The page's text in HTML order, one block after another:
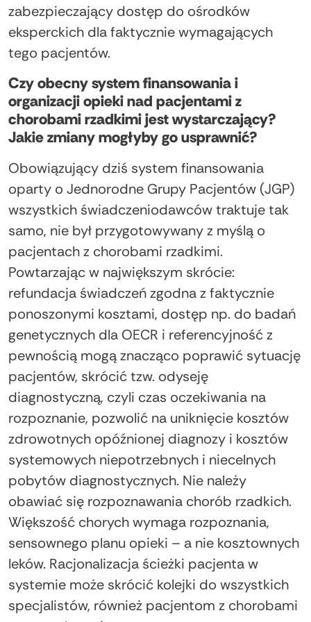
zabezpieczający dostęp do ośrodków
eksperckich dla faktycznie wymagających
tego pacjentów.
Czy obecny system finansowania i
organizacji opieki nad pacjentami z
chorobami rzadkimi jest wystarczający?
Jakie zmiany mogłyby go usprawnić?
Obowiązujący dziś system finansowania
oparty o Jednorodne Grupy Pacjentów (JGP)
wszystkich świadczeniodawców traktuje tak
samo, nie był przygotowywany z myślą o
pacjentach z chorobami rzadkimi.
Powtarzając w największym skrócie:
refundacja świadczeń zgodna z faktycznie
ponoszonymi kosztami, dostęp np. do badań
genetycznych dla OECR i referencyjność z
pewnością mogą znacząco poprawić sytuację
pacjentów, skrócić tzw. odyseję
diagnostyczną, czyli czas oczekiwania na
rozpoznanie, pozwolić na uniknięcie kosztów
zdrowotnych opóźnionej diagnozy i kosztów
systemowych niepotrzebnych i niecelnych
pobytów diagnostycznych. Nie należy
obawiać się rozpoznawania chorób rzadkich.
Większość chorych wymaga rozpoznania,
sensownego planu opieki – a nie kosztownych
leków. Racjonalizacja ścieżki pacjenta w
systemie może skrócić kolejki do wszystkich
specjalistów, również pacjentom z chorobami